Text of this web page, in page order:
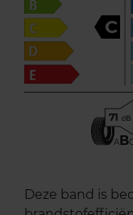
C
71
ABC
Deze band is